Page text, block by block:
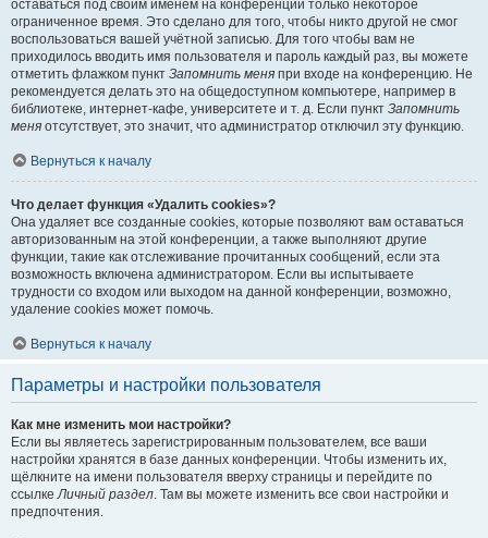
оставаться под своим именем на конференции только некоторое
ограниченное время. Это сделано для того, чтобы никто другой не смог
воспользоваться вашей учётной записью. Для того чтобы вам не
приходилось вводить имя пользователя и пароль каждый раз, вы можете
отметить флажком пункт Запомнить меня при входе на конференцию. Не
рекомендуется делать это на общедоступном компьютере, например в
библиотеке, интернет-кафе, университете и т. д. Если пункт Запомнить
меня отсутствует, это значит, что администратор отключил эту функцию.
Вернуться к началу
Что делает функция «Удалить cookies»?
Она удаляет все созданные cookies, которые позволяют вам оставаться
авторизованным на этой конференции, а также выполняют другие
функции, такие как отслеживание прочитанных сообщений, если эта
возможность включена администратором. Если вы испытываете
трудности со входом или выходом на данной конференции, возможно,
удаление cookies может помочь.
Вернуться к началу
Параметры и настройки пользователя
Как мне изменить мои настройки?
Если вы являетесь зарегистрированным пользователем, все ваши
настройки хранятся в базе данных конференции. Чтобы изменить их,
щёлкните на имени пользователя вверху страницы и перейдите по
ссылкеЛичный раздел. Там вы можете изменить все свои настройки и
предпочтения.